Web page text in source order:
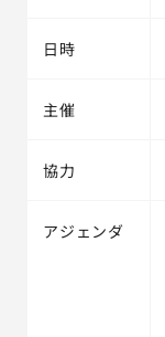
日時
主催
協力
アジェンダ